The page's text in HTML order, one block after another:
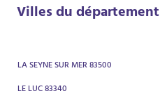
Villes du département
LA SEYNE SUR MER 83500
LE LUC 83340